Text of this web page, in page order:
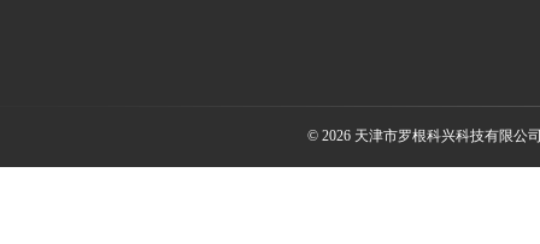
© 2026 天津市罗根科兴科技有限公